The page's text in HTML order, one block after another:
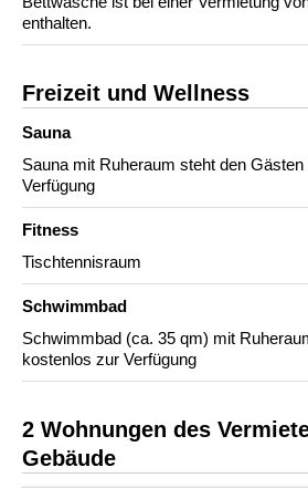
enthalten.
Freizeit und Wellness
Sauna
Sauna mit Ruheraum steht den
Verfügung
Fitness
Tischtennisraum
Schwimmbad
Schwimmbad (ca. 35 qm) mit
kostenlos zur Verfügung
2 Wohnungen des
Gebäude